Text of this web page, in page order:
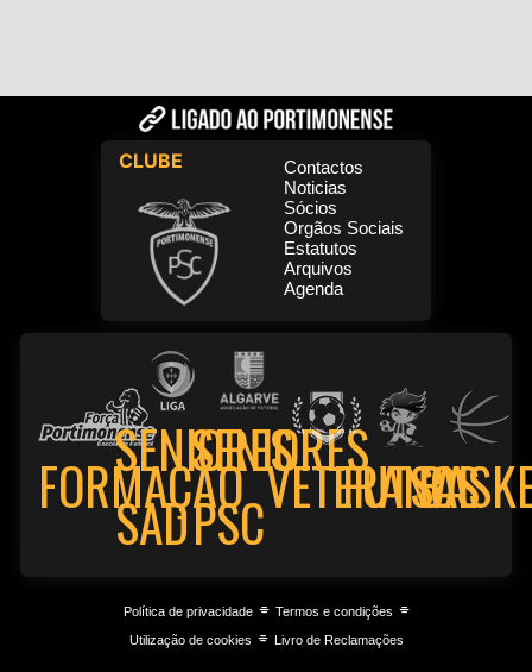
CLUBE
Contactos
Noticias
Sócios
Orgãos Sociais
Estatutos
Arquivos
Agenda
FORMAÇÃO
SENIORES
SAD
SENIORES
PSCVETERANOS
FUTSAL
Política de privacidade⌯ Termos e condições ⌯
Utilização de cookies ⌯ Livro de Reclamações